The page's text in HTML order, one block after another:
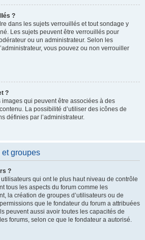
?
dans les sujets verrouillés et tout sondage y
Les sujets peuvent être verrouillés pour
ou un administrateur. Selon les
vous pouvez ou non verrouiller
?
images qui peuvent être associées à des
La possibilité d’utiliser des icônes de
définies par l’administrateur.
et groupes
?
qui ont le plus haut niveau de contrôle
tous les aspects du forum comme les
la création de groupes d’utilisateurs ou de
que le fondateur du forum a attribuées
peuvent aussi avoir toutes les capacités de
forums, selon ce que le fondateur a autorisé.